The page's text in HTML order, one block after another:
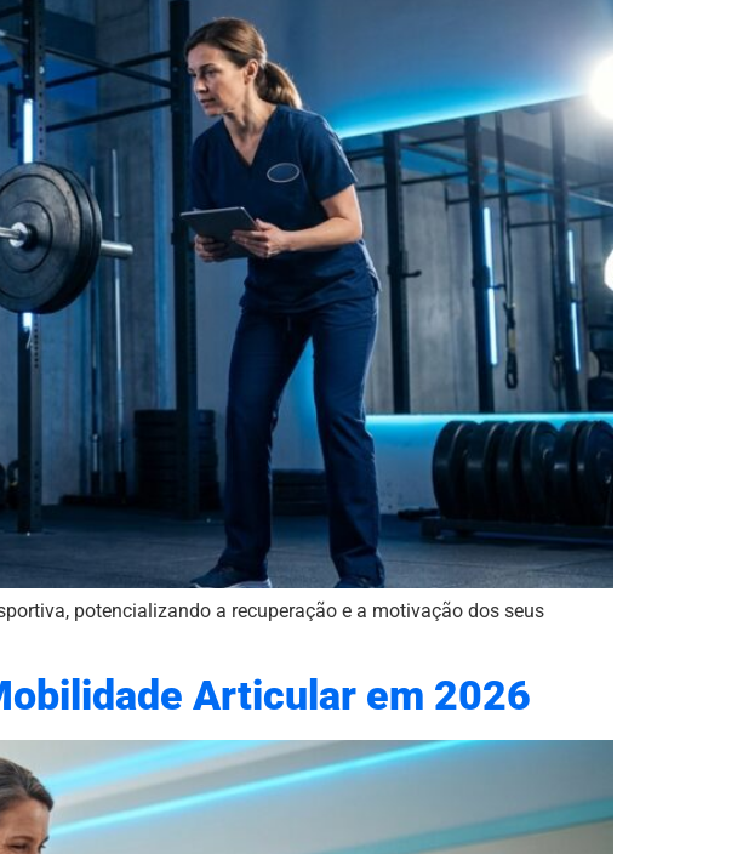
potencializando a recuperação e a motivação dos seus
Articular em 2026